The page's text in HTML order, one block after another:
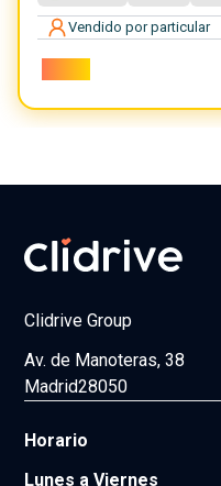
Vendido por particular
Clidrive Group
Av. de Manoteras, 38
Madrid28050
Horario
Lunes a Viernes